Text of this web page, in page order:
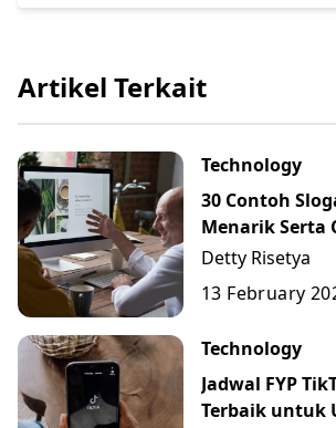
Artikel Terkait
Technology
30 Contoh
Menarik Serta
Membuatnya
Detty Risetya
13 February
Technology
Jadwal FYP
Terbaik untuk